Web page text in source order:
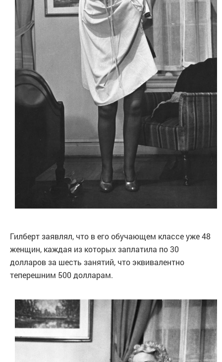
Гилберт заявлял, что в его обучающем классе уже 48
женщин, каждая из которых заплатила по 30
долларов за шесть занятий, что эквивалентно
теперешним 500 долларам.